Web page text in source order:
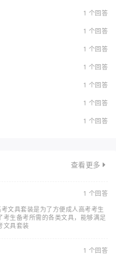
1 个回答
1 个回答
1 个回答
1 个回答
1 个回答
1 个回答
1 个回答
查看更多
1 个回答
文具套装是为了方便成人高考考生
生备考所需的各类文具，能够满足
文具套装
1 个回答